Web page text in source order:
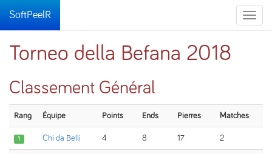
Toggle
SoftPeelR
Torneo della Befana 2018
Classement Général
Rang Équipe Points Ends Pierres Matches
1 Chi da Belli 4 8 17 2